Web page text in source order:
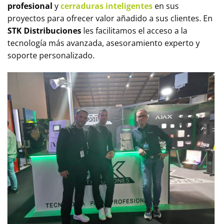
profesional ycerraduras inteligentes en sus
proyectos para ofrecer valor añadido a sus clientes. En
STK Distribuciones les facilitamos el acceso a la
tecnología más avanzada, asesoramiento experto y
soporte personalizado.